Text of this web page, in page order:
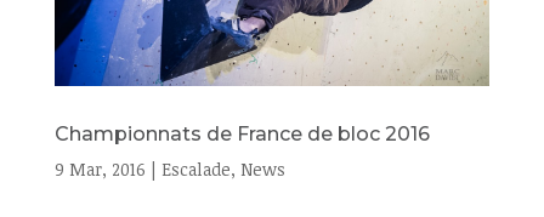
Championnats de France de bloc 2016
9 Mar, 2016 | Escalade, News